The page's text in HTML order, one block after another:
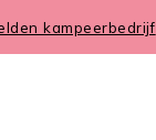
kampeerbedrijf